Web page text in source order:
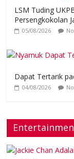
LSM Tuding
Persengkokolan
05/08/2026
Dapat Tertarik
04/08/2026